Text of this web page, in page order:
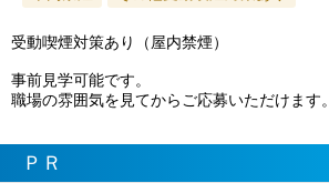
受動喫煙対策あり（屋内禁煙）
事前見学可能です。
職場の雰囲気を見てからご応募いただけます。
ＰＲ